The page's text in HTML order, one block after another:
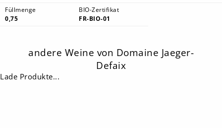
Füllmenge
0,75
BIO-Zertifikat
FR-BIO-01
andere Weine von Domaine Jaeger-
Defaix
Lade Produkte...